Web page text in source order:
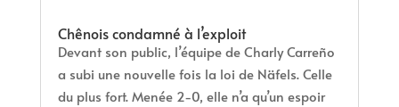
Chênois condamné à l’exploit
Devant son public, l’équipe de Charly Carreño
a subi une nouvelle fois la loi de Näfels. Celle
du plus fort. Menée 2-0, elle n’a qu’un espoir